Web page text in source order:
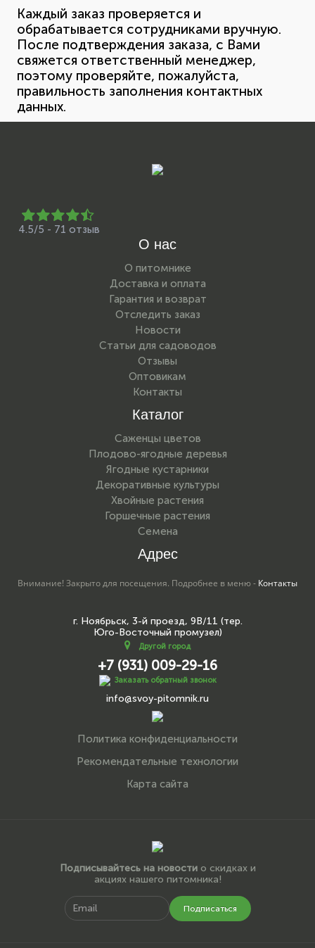
Каждый заказ проверяется и
обрабатывается сотрудниками вручную.
После подтверждения заказа, с Вами
свяжется ответственный менеджер,
поэтому проверяйте, пожалуйста,
правильность заполнения контактных
данных.
4.5/5 - 71 отзыв
О нас
О питомнике
Доставка и оплата
Гарантия и возврат
Отследить заказ
Новости
Статьи для садоводов
Отзывы
Оптовикам
Контакты
Каталог
Саженцы цветов
Плодово-ягодные деревья
Ягодные кустарники
Декоративные культуры
Хвойные растения
Горшечные растения
Семена
Адрес
Внимание! Закрыто для посещения. Подробнее в меню - Контакты
г. Ноябрьск, 3-й проезд, 9В/11 (тер.
Юго-Восточный промузел)
Другой город
+7 (931) 009-29-16
Заказать обратный звонок
info@svoy-pitomnik.ru
Политика конфиденциальности
Рекомендательные технологии
Карта сайта
Подписывайтесь на новостио скидках и
акциях нашего питомника!
Подписаться